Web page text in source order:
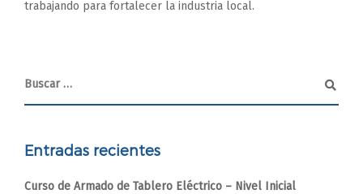
trabajando para fortalecer la industria local.
Entradas recientes
Curso de Armado de Tablero Eléctrico – Nivel Inicial